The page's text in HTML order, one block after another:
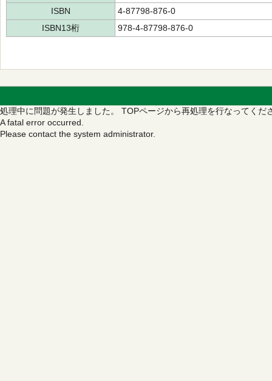
ISBN
4-87798-876-0
ISBN13桁
978-4-87798-876-0
処理中に問題が発生しました。 TOPページから再処理を行なってくだ
A fatal error occurred.
Please contact the system administrator.